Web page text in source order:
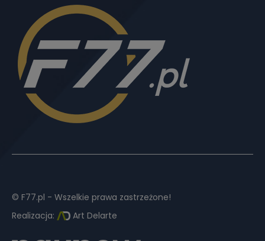
© F77.pl - Wszelkie prawa zastrzeżone!
Realizacja:
Art Delarte